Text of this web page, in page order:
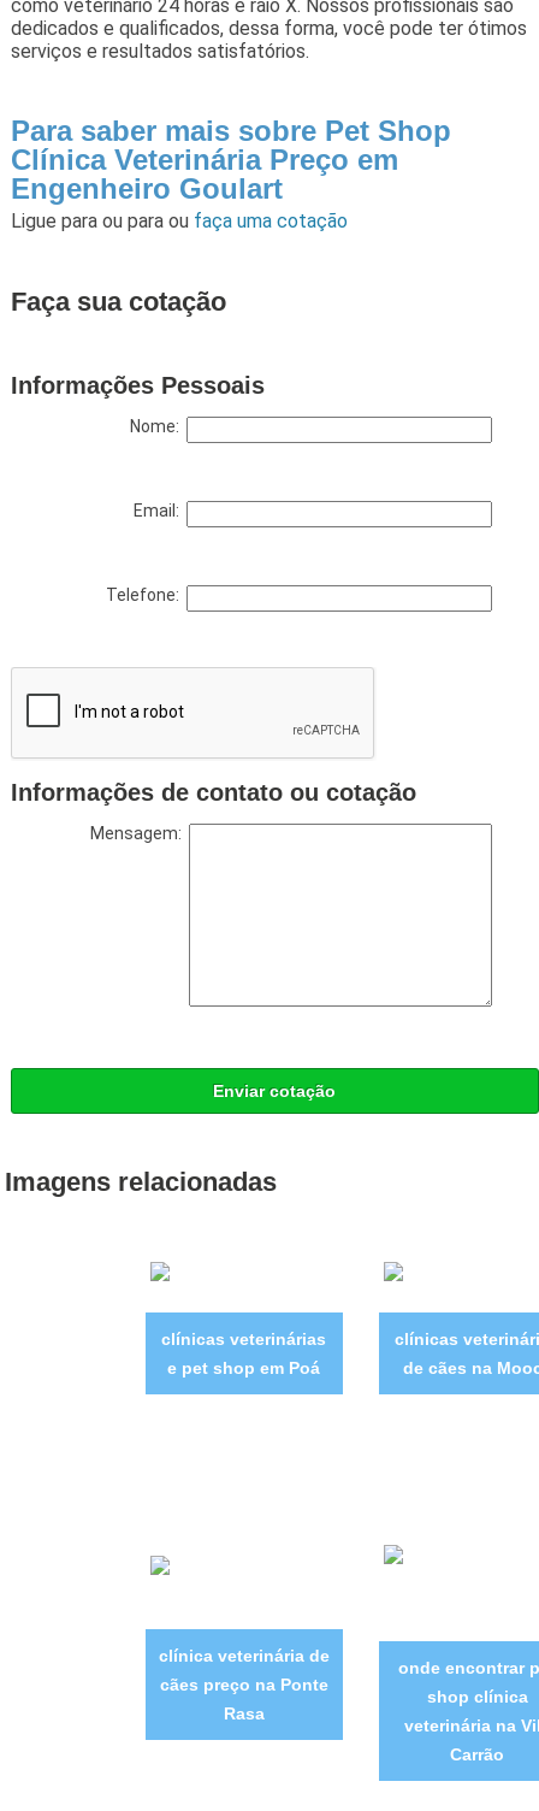
como veterinário 24 horas e raio X. Nossos profissionais são
dedicados e qualificados, dessa forma, você pode ter ótimos
serviços e resultados satisfatórios.
Para saber mais sobre Pet Shop
Clínica Veterinária Preço em
Engenheiro Goulart
Ligue para ou para ou faça uma cotação
Faça sua cotação
Informações Pessoais
Nome:
Email:
Telefone:
Informações de contato ou cotação
Mensagem:
Enviar cotação
Imagens relacionadas
clínicas veterinárias
e pet shop em Poá
clínicas
de cães na
clínica veterinária de
cães preço na Ponte
Rasa
onde encontrar
shop clínica
veterinária na
Carrão